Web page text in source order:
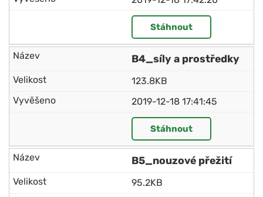
Stáhnout
B4_síly a prostředky
123.8KB
2019-12-18 17:41:45
Stáhnout
B5_nouzové přežití
95.2KB